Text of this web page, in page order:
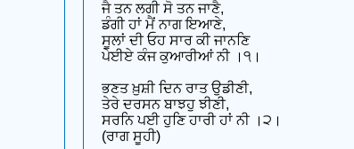
ਜੈ ਤਨ ਲਗੀ ਸੋ ਤਨ ਜਾਣੈ,
ਡੰਗੀ ਹਾਂ ਮੈਂ ਨਾਗ ਇਆਣੇ,
ਸੂਲਾਂ ਦੀ ਓਹ ਸਾਰ ਕੀ ਜਾਨਣਿ
ਪੇਈਏ ਕੰਜ ਕੁਆਰੀਆਂ ਨੀ ।੧।
ਭਣਤ ਖ਼ੁਸ਼ੀ ਦਿਨ ਰਾਤ ਉਡੀਣੀ,
ਤੇਰੇ ਦਰਸਨ ਬਾਝਹੁ ਝੀਣੀ,
ਸਰਨਿ ਪਈ ਹੁਣਿ ਹਾਰੀ ਹਾਂ ਨੀ ।੨।
(ਰਾਗ ਸੂਹੀ)